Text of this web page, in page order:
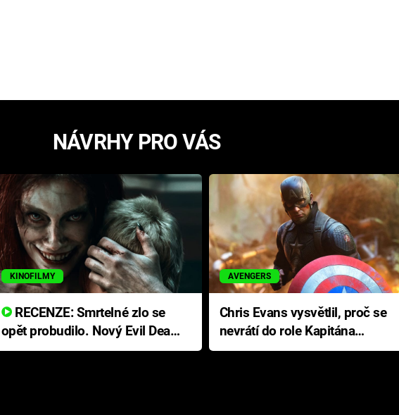
NÁVRHY PRO VÁS
KINOFILMY
RECENZE: Smrtelné zlo se
opět probudilo. Nový Evil Dead
přichází s neodolatelnou
AVENGERS
Chris Evans vysvětlil, proč se
nevrátí do role Kapitána
Ameriky